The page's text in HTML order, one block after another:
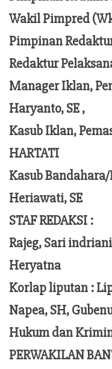
Wakil Pimpred
Pimpinan
Redaktur
Manager Iklan,
Haryanto, SE ,
Kasub Iklan,
HARTATI
Kasub
Heriawati, SE
STAF REDAKSI :
Rajeg, Sari
Heryatna
Korlap liputan :
Napea, SH,
Hukum dan
PERWAKILAN